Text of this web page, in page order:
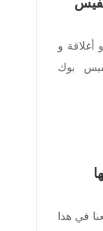
و
بوك
في هذا